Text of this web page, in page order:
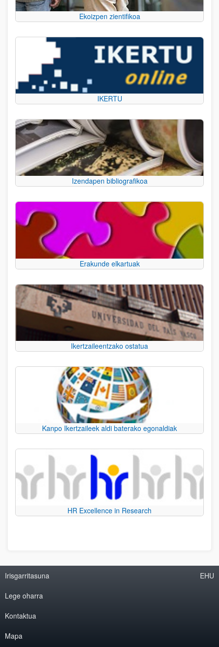
Ekoizpen zientifikoa
IKERTU
Izendapen bibliografikoa
Erakunde elkartuak
Ikertzaileentzako ostatua
Kanpo Ikertzaileek aldi baterako egonaldiak
HR Excellence in Research
Irisgarritasuna
Lege oharra
Kontaktua
Mapa
EHU